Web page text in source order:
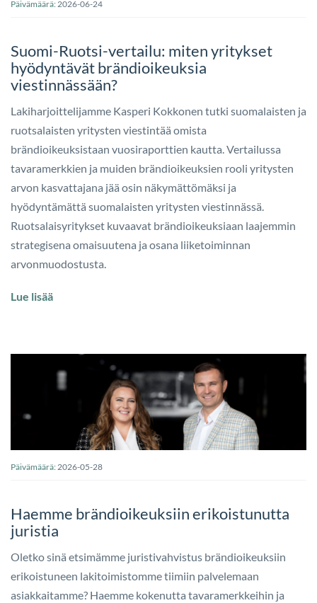
Päivämäärä:2026-06-24
Suomi-Ruotsi-vertailu: miten yritykset
hyödyntävät brändioikeuksia
viestinnässään?
Lakiharjoittelijamme Kasperi Kokkonen tutki suomalaisten ja
ruotsalaisten yritysten viestintää omista
brändioikeuksistaan vuosiraporttien kautta. Vertailussa
tavaramerkkien ja muiden brändioikeuksien rooli yritysten
arvon kasvattajana jää osin näkymättömäksi ja
hyödyntämättä suomalaisten yritysten viestinnässä.
Ruotsalaisyritykset kuvaavat brändioikeuksiaan laajemmin
strategisena omaisuutena ja osana liiketoiminnan
arvonmuodostusta.
Lue lisää
Päivämäärä:2026-05-28
Haemme brändioikeuksiin erikoistunutta
juristia
Oletko sinä etsimämme juristivahvistus brändioikeuksiin
erikoistuneen lakitoimistomme tiimiin palvelemaan
asiakkaitamme? Haemme kokenutta tavaramerkkeihin ja